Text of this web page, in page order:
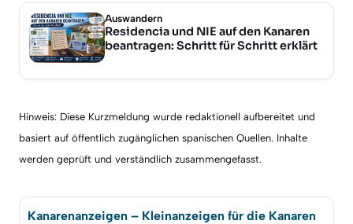
Auswandern
Residencia und NIE auf den Kanaren
beantragen: Schritt für Schritt erklärt
Hinweis: Diese Kurzmeldung wurde redaktionell aufbereitet und
basiert auf öffentlich zugänglichen spanischen Quellen. Inhalte
werden geprüft und verständlich zusammengefasst.
Kanarenanzeigen – Kleinanzeigen für die Kanaren